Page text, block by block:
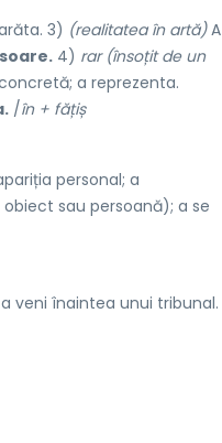
3) (realitatea în artă)A
4) rar (însoțit de un
a reprezenta.
/în + fățiș
personal; a
sau persoană); a se
veni înaintea unui tribunal.